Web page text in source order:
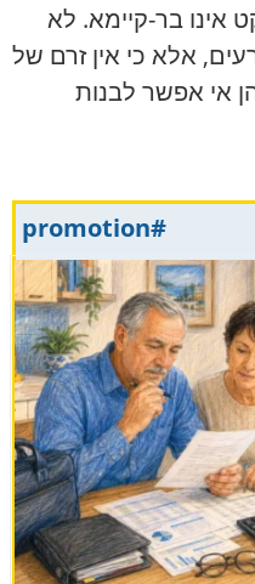
אינו בר-קיימא. לא
אלא כי אין זרם של
אי אפשר לבנות
#promotion